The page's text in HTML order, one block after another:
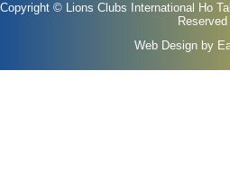
Copyright © Lions Clubs International Ho
Reserved
Web Design by